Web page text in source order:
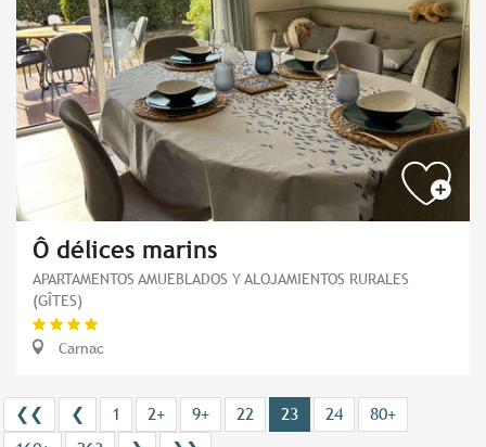
Ô délices marins
APARTAMENTOS AMUEBLADOS Y ALOJAMIENTOS RURALES
(GÎTES)
Carnac
❮❮ ❮ 1 2+ 9+ 22 23 24
80+